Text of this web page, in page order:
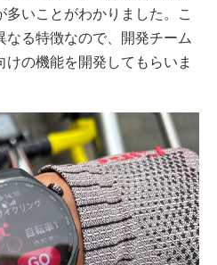
いことがわかりました。こ
なる特徴なので、開発チーム
の機能を開発してもらいま